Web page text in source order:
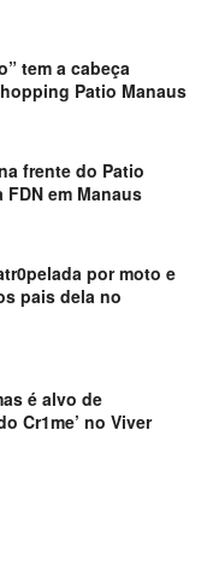
tem a cabeça
Patio Manaus
frente do Patio
em Manaus
por moto e
pais dela no
é alvo de
Cr1me’ no Viver